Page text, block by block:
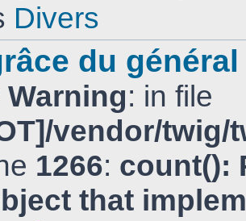
Divers
du
Warning: in file
vendor/
1266: count():
that